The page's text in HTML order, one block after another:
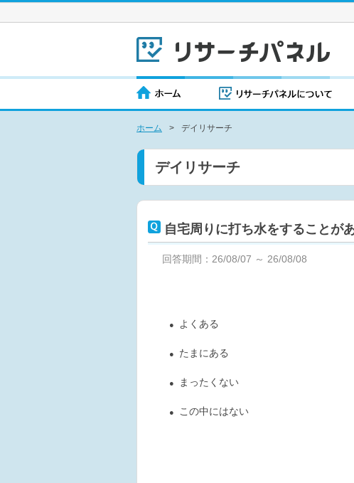
ホーム > デイリサーチ
デイリサーチ
自宅周りに打ち水をすることが
回答期間：26/08/07 ～ 26/08/08
● よくある
● たまにある
● まったくない
● この中にはない